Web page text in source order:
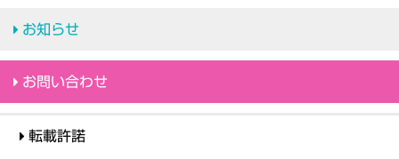
お知らせ
お問い合わせ
転載許諾